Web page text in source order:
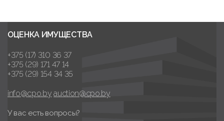
ОЦЕНКА ИМУЩЕСТВА
+375 (17) 310 36 37
+375 (29) 171 47 14
+375 (29) 154 34 35
info@cpo.by auction@cpo.by
У вас есть вопросы?